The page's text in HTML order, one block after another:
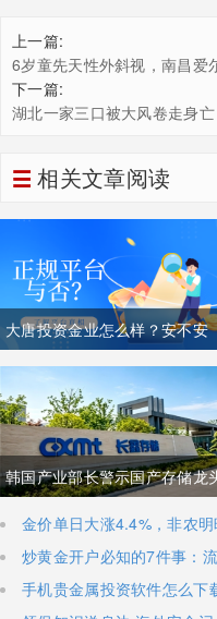
上一篇:
​6岁童先天性外斜视，南昌爱
功能
下一篇:
湖北一家三口被大风卷走身
相关文章阅读
大唐投资金业怎么样？安不安
全？
韩国产业部长警示国产存储龙
面临追赶压力，忌惮国内大举
局半导体，呼吁加码本土资本
入避免优势流失
金价单日大涨4.4%，非农
炒黄金开户必知的7件事：
手机贵金属投资软件怎么下